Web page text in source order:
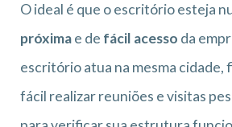
O ideal é que o escritório esteja
próximae de fácil acesso da
escritório atua na mesma cidade,
fácil realizar reuniões e visitas